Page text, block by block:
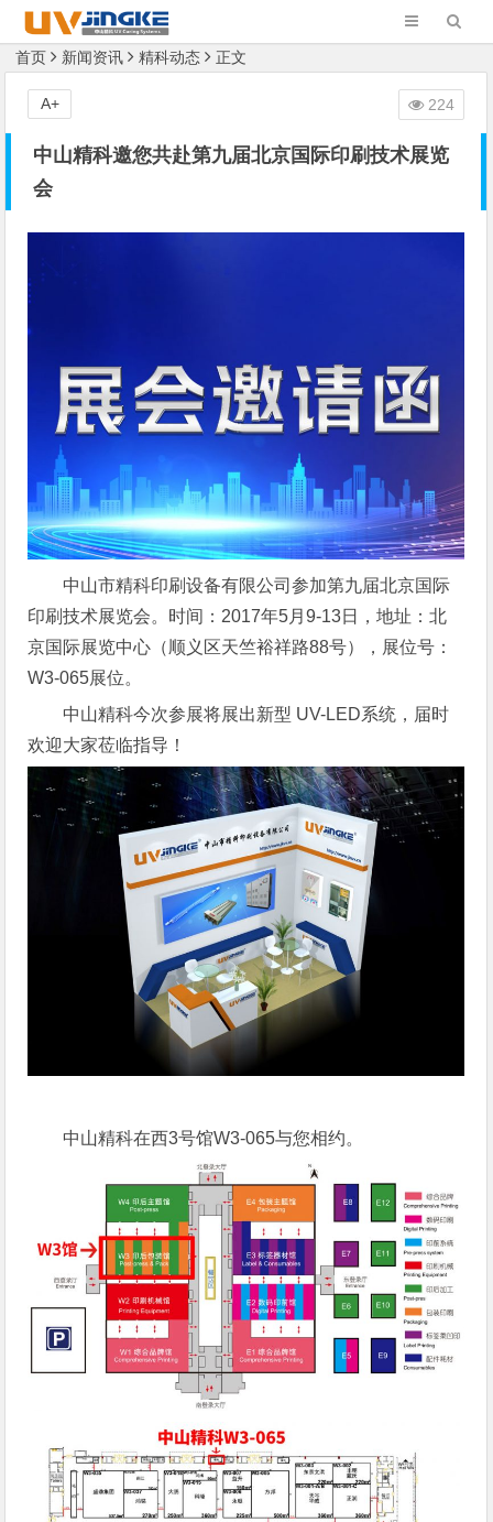
首页 新闻资讯 精科动态 正文
中山精科邀您共赴第九届北京国际印刷技术展览
会
中山市精科印刷设备有限公司参加第九届北京国际
印刷技术展览会。时间：2017年5月9-13日，地址：北
京国际展览中心（顺义区天竺裕祥路88号），展位号：
W3-065展位。
中山精科今次参展将展出新型 UV-LED系统，届时
欢迎大家莅临指导！
中山精科在西3号馆W3-065与您相约。
224
A+